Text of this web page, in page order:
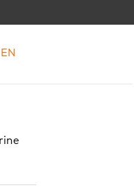
EN